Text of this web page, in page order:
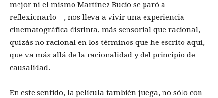
mejor ni el mismo Martínez Bucio se paró a
reflexionarlo—, nos lleva a vivir una experiencia
cinematográfica distinta, más sensorial que racional,
quizás no racional en los términos que he escrito aquí,
que va más allá de la racionalidad y del principio de
causalidad.
En este sentido, la película también juega, no sólo con